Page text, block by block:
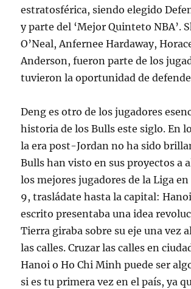
estratosférica, siendo elegido
y parte del ‘Mejor Quinteto NBA’.
O’Neal, Anfernee Hardaway,
Anderson, fueron parte de los
tuvieron la oportunidad de
Deng es otro de los jugadores
historia de los Bulls este siglo. En
la era post-Jordan no ha sido
Bulls han visto en sus proyectos a
los mejores jugadores de la Liga en
9, trasládate hasta la capital:
escrito presentaba una idea
Tierra giraba sobre su eje una vez
las calles. Cruzar las calles en
Hanoi o Ho Chi Minh puede ser
si es tu primera vez en el país, ya